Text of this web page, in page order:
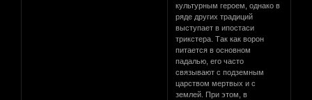
культурным героем, однако в
ряде других традиций
выступает в ипостаси
трикстера. Так как ворон
питается в основном
падалью, его часто
связывают с подземным
царством мертвых и с
землей. При этом, в